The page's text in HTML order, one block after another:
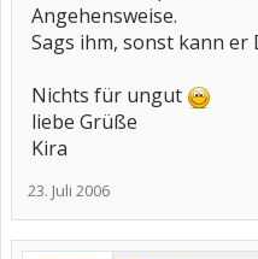
Angehensweise.
Sags ihm, sonst kann er
Nichts für ungut
liebe Grüße
Kira
23. Juli 2006